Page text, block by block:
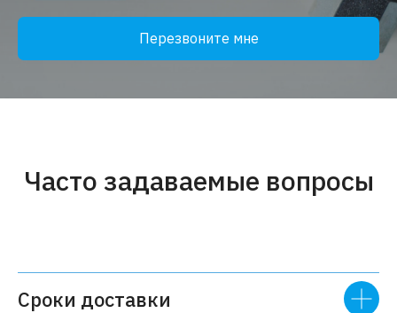
Перезвоните мне
Часто задаваемые вопросы
Сроки доставки